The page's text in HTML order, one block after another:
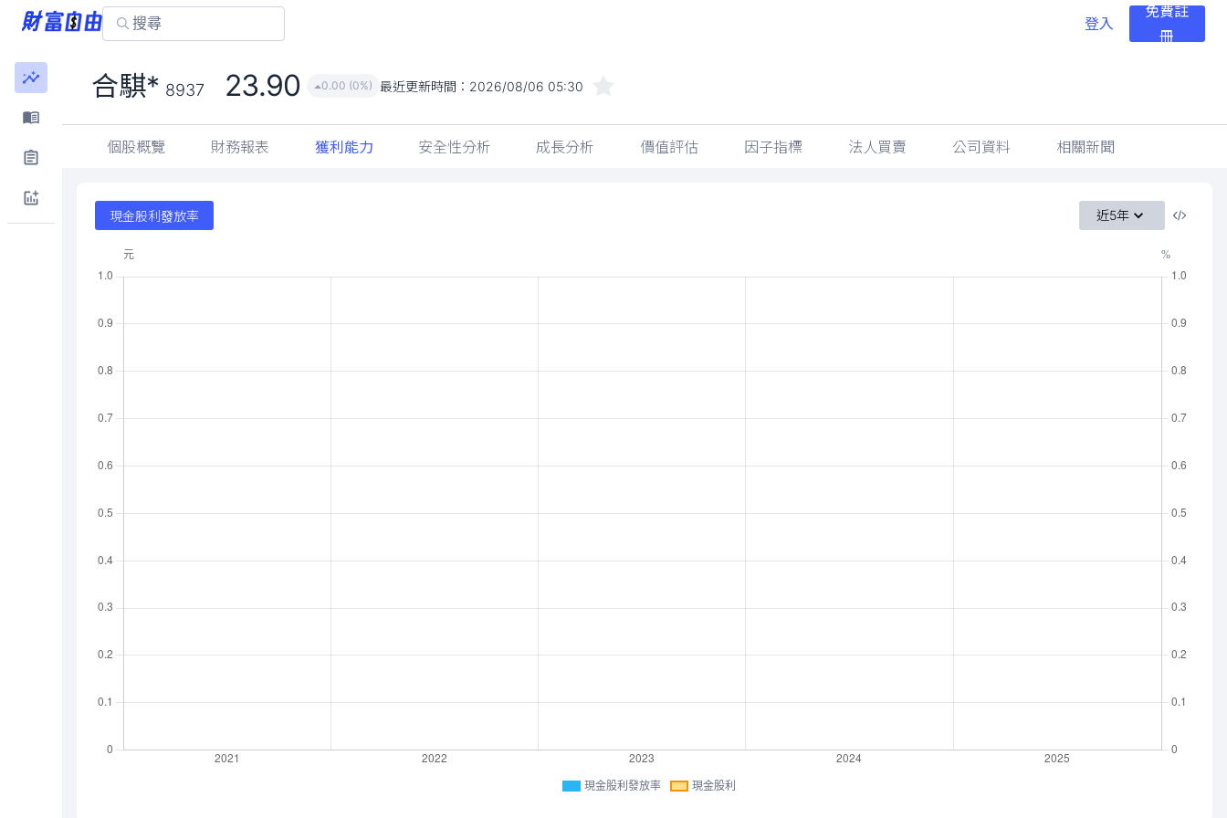
登入
免費註
冊
合騏* 8937 23.90 0.00 (0%) 最近更新時間： 2026/08/06 05:30
個股概覽 財務報表 獲利能力 安全性分析 成長分析 價值評估 因子指標 法人買賣 公司資料 相關新聞
現金股利發放率 近5年
現金股利發放率 現金股利